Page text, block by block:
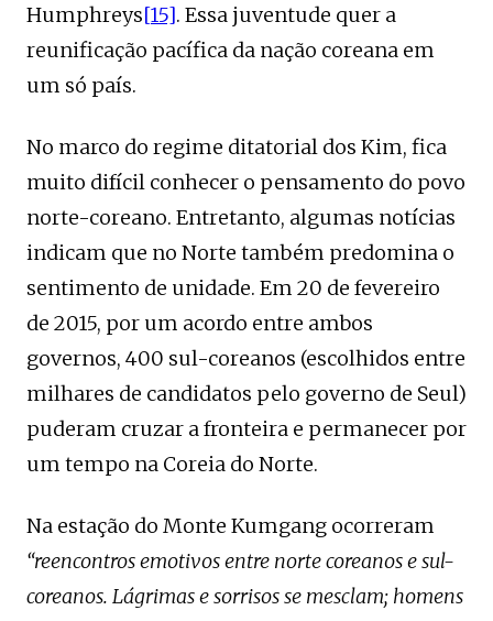
Humphreys[15]. Essa juventude quer a
reunificação pacífica da nação coreana em
um só país.
No marco do regime ditatorial dos Kim, fica
muito difícil conhecer o pensamento do povo
norte-coreano. Entretanto, algumas notícias
indicam que no Norte também predomina o
sentimento de unidade. Em 20 de fevereiro
de 2015, por um acordo entre ambos
governos, 400 sul-coreanos (escolhidos entre
milhares de candidatos pelo governo de Seul)
puderam cruzar a fronteira e permanecer por
um tempo na Coreia do Norte.
Na estação do Monte Kumgang ocorreram
“reencontros emotivos entre norte coreanos e sul-
coreanos. Lágrimas e sorrisos se mesclam; homens